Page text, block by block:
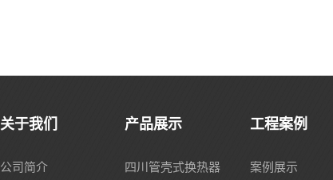
关于我们
公司简介
产品展示
四川管壳式换热器
工程案例
案例展示